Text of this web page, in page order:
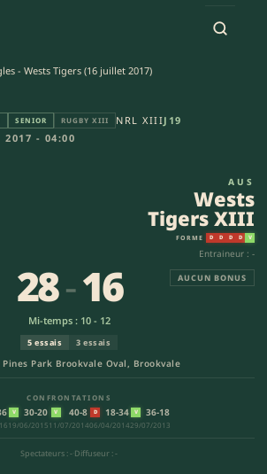
- Wests Tigers (16 juillet 2017)
Sea Eagles
SENIOR RUGBY XIII NRL XIIIJ19
- 04:00
Park Brookvale Oval, Brookvale
28-16
Mi-temps : 10 - 12
5 essais 3 essais
CONFRONTATIONS
V 30-20
19/06/2015
V 40-8
11/07/2014
D 18-34
06/04/2014
V 36-18
29/07/2013
Spectateurs : - Diffuseur : -
AUS
Wests
Tigers XIII
FORME D D D D V
Entraineur : -
AUCUN BONUS